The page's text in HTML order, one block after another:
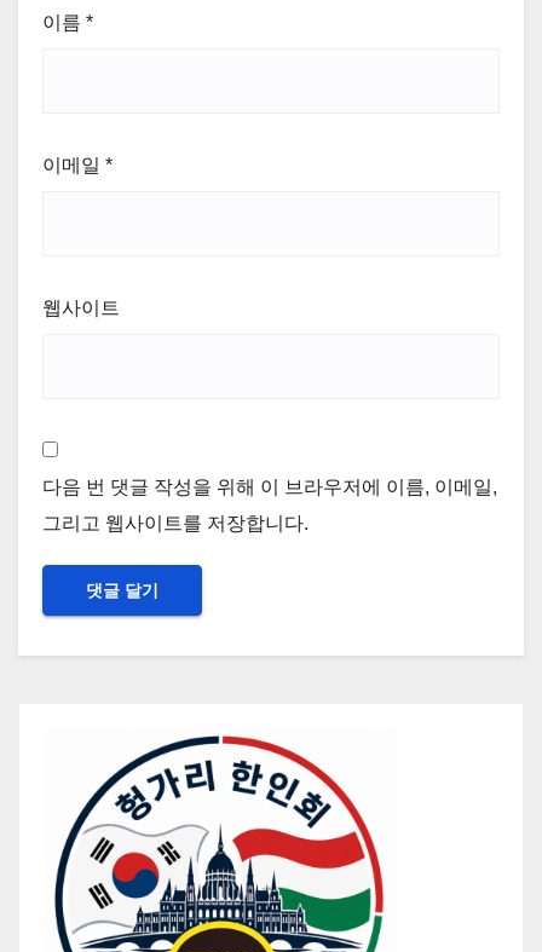
이름 *
이메일 *
웹사이트
다음 번 댓글 작성을 위해 이 브라우저에 이름, 이메일,
그리고 웹사이트를 저장합니다.